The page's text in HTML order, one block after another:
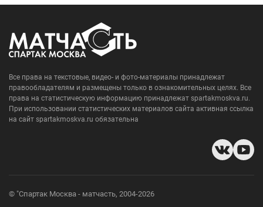
Все права на текстовые, видео- и фото-материалы принадлежат
правообладателям и размещены только в ознакомительных целях. Все
права на статистическую информацию принадлежат spartakmoskva.ru.
При использовании статистических материалов сайта активная ссылка
на сайт spartakmoskva.ru обязательна
© "Спартак Москва - матчасть, 2004-2026